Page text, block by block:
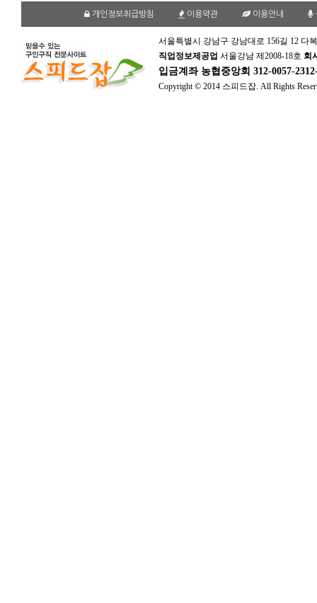
개인정보취급방침 이용약관 이용안내
서울특별시 강남구 강남대로 156길 12 다
직업정보제공업 서울강남 제2008-18호 회
입금계좌 농협중앙회 312-0057-
Copyright © 2014 스피드잡. All Rights